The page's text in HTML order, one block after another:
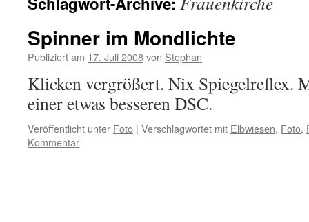
Spinner im Mondlichte
Publiziert am 17. Juli 2008von Stephan
Klicken vergrößert. Nix Spiegelreflex.
einer etwas besseren DSC.
Veröffentlicht unter Foto | Verschlagwortet mit Elbwiesen, Foto,
Kommentar